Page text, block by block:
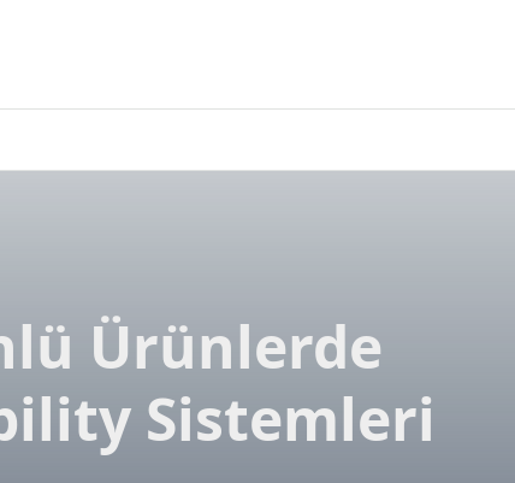
Ürünlerde
Sistemleri